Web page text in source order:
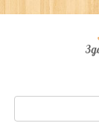
Поиск: